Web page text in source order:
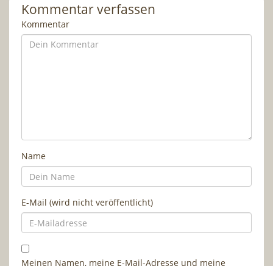
Kommentar verfassen
Kommentar
Name
E-Mail (wird nicht veröffentlicht)
Meinen Namen, meine E-Mail-Adresse und meine